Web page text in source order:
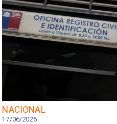
NACIONAL
17/06/2026